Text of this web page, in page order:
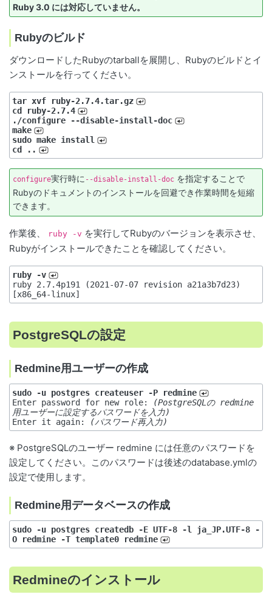
Ruby 3.0 には対応していません。
Rubyのビルド
ダウンロードしたRubyのtarballを展開し、Rubyのビルドとイ
ンストールを行ってください。
tar xvf ruby-2.7.4.tar.gz
cd ruby-2.7.4
./configure --disable-install-doc
make
sudo make install
cd ..
configure実行時に --disable-install-doc を指定することで
Rubyのドキュメントのインストールを回避でき作業時間を短縮
できます。
作業後、 ruby -v を実行してRubyのバージョンを表示させ、
Rubyがインストールできたことを確認してください。
ruby -v
ruby 2.7.4p191 (2021-07-07 revision a21a3b7d23)
PostgreSQLの設定
Redmine用ユーザーの作成
sudo -u postgres createuser -P redmine
Enter password for new role:
(PostgreSQLの redmine
用ユーザーに設定するパスワードを入力)
Enter it again:
(パスワード再入力)
※ PostgreSQLのユーザー redmine には任意のパスワードを
設定してください。このパスワードは後述のdatabase.ymlの
設定で使用します。
Redmine用データベースの作成
sudo -u postgres createdb -E UTF-8 -l ja_JP.UTF-8 -
O redmine -T template0 redmine
Redmineのインストール